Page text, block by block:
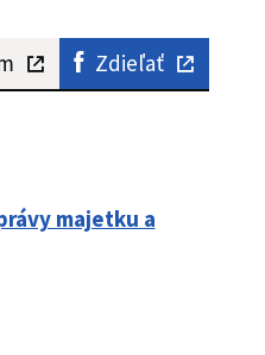
Zdieľať
majetku a